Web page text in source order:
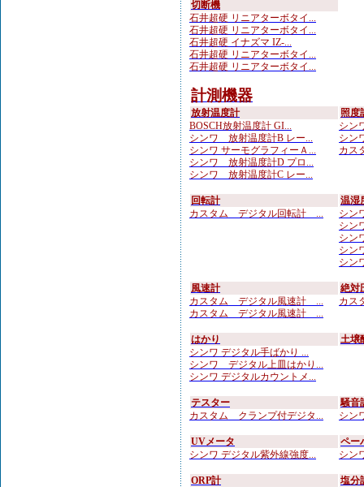
切断機
石井超硬 リニアターボタイ...
石井超硬 リニアターボタイ...
石井超硬 イナズマ IZ-...
石井超硬 リニアターボタイ...
石井超硬 リニアターボタイ...
計測機器
放射温度計
BOSCH放射温度計 GI...
シンワ 放射温度計B レー...
シンワ サーモグラフィーＡ...
シンワ 放射温度計D プロ...
シンワ 放射温度計C レー...
照度
シン
シン
カス
回転計
カスタム デジタル回転計 ...
温湿
シン
シン
シン
シン
シン
風速計
カスタム デジタル風速計 ...
カスタム デジタル風速計 ...
絶対
カス
はかり
シンワ デジタル手ばかり ...
シンワ デジタル上皿はかり...
シンワ デジタルカウントメ...
土壌
テスター
カスタム クランプ付デジタ...
騒音
シン
UVメータ
シンワ デジタル紫外線強度...
ペー
シン
ORP計
塩分